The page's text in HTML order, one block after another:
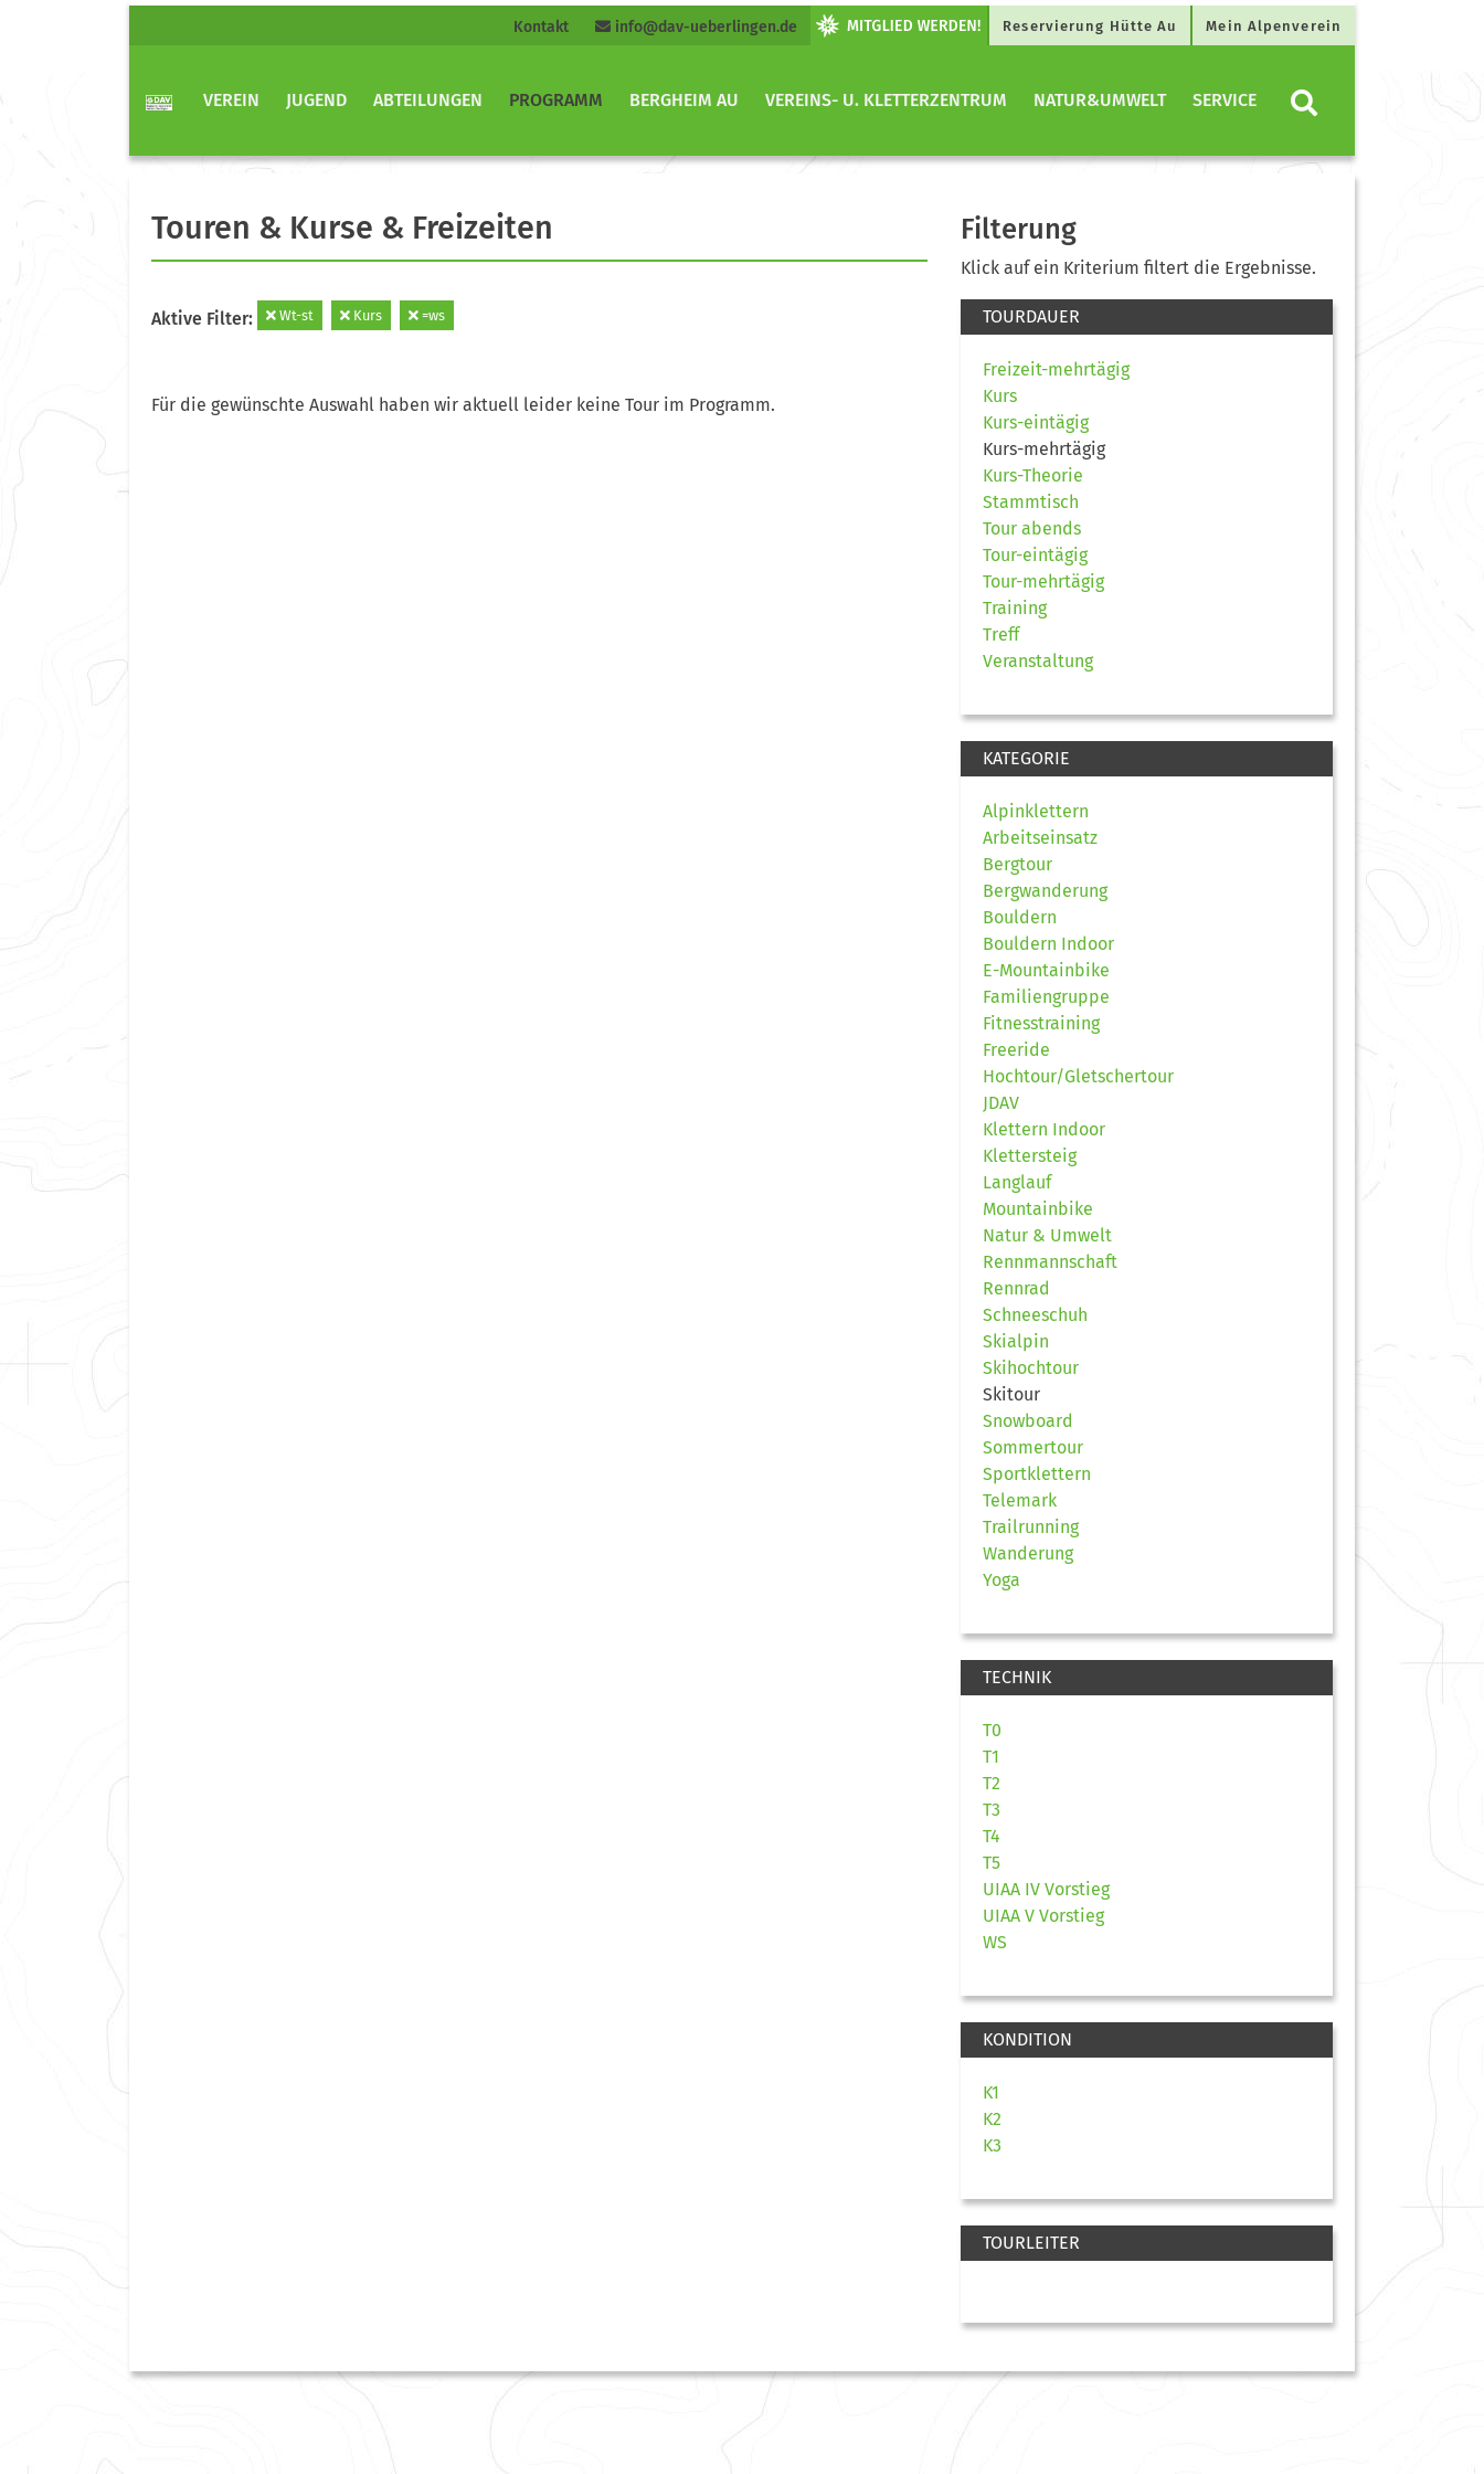
Kontakt info@dav-ueberlingen.de Reservierung Hütte Au Mein Alpenverein
VEREIN JUGEND ABTEILUNGEN PROGRAMM BERGHEIM AU VEREINS- U. KLETTERZENTRUM NATUR&UMWELT SERVICE
Touren & Kurse & Freizeiten
Aktive Filter: Wt-st Kurs =ws
Für die gewünschte Auswahl haben wir aktuell leider keine Tour im Programm.
Filterung
Klick auf ein Kriterium filtert die Ergebnisse.
TOURDAUER
Freizeit-mehrtägig
Kurs
Kurs-eintägig
Kurs-mehrtägig
Kurs-Theorie
Stammtisch
Tour abends
Tour-eintägig
Tour-mehrtägig
Training
Treff
Veranstaltung
KATEGORIE
Alpinklettern
Arbeitseinsatz
Bergtour
Bergwanderung
Bouldern
Bouldern Indoor
E-Mountainbike
Familiengruppe
Fitnesstraining
Freeride
Hochtour/Gletschertour
JDAV
Klettern Indoor
Klettersteig
Langlauf
Mountainbike
Natur & Umwelt
Rennmannschaft
Rennrad
Schneeschuh
Skialpin
Skihochtour
Skitour
Snowboard
Sommertour
Sportklettern
Telemark
Trailrunning
Wanderung
Yoga
TECHNIK
T0
T1
T2
T3
T4
T5
UIAA IV Vorstieg
UIAA V Vorstieg
WS
KONDITION
K1
K2
K3
TOURLEITER